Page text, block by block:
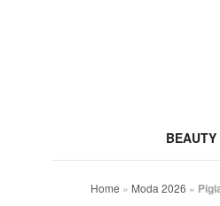
BEAUTY
Home » Moda 2026 »